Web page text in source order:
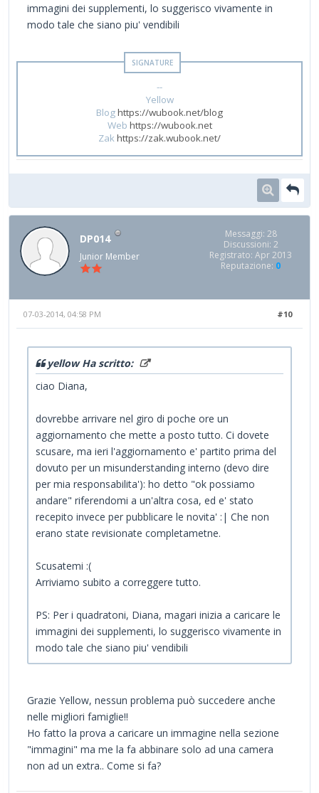
immagini dei supplementi, lo suggerisco vivamente in
modo tale che siano piu' vendibili
--
Yellow
Bloghttps://wubook.net/blog
Web https://wubook.net
Zakhttps://zak.wubook.net/
DP014
Junior Member
Messaggi: 28
Discussioni: 2
Registrato: Apr 2013
Reputazione: 0
#10
07-03-2014, 04:58 PM
yellow Ha scritto:
ciao Diana,
dovrebbe arrivare nel giro di poche ore un
aggiornamento che mette a posto tutto. Ci dovete
scusare, ma ieri l'aggiornamento e' partito prima del
dovuto per un misunderstanding interno (devo dire
per mia responsabilita'): ho detto "ok possiamo
andare" riferendomi a un'altra cosa, ed e' stato
recepito invece per pubblicare le novita' :| Che non
erano state revisionate completametne.
Scusatemi :(
Arriviamo subito a correggere tutto.
PS: Per i quadratoni, Diana, magari inizia a caricare le
immagini dei supplementi, lo suggerisco vivamente in
modo tale che siano piu' vendibili
Grazie Yellow, nessun problema può succedere anche
nelle migliori famiglie!!
Ho fatto la prova a caricare un immagine nella sezione
"immagini" ma me la fa abbinare solo ad una camera
non ad un extra.. Come si fa?